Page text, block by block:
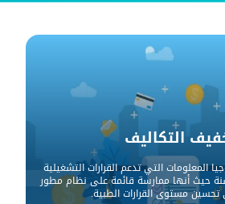
التكاليف
المعلومات التي تدعم القرارات التشغيلية
حيث أنها ممارسة قائمة على نظام مطور
مستوى القرارات الطبية.